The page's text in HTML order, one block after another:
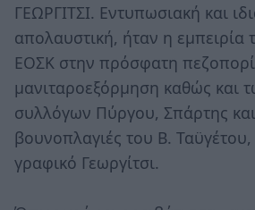
ΓΕΩΡΓΙΤΣΙ. Εντυπωσιακή και
απολαυστική, ήταν η εμπειρία
ΕΟΣΚ στην πρόσφατη
μανιταροεξόρμηση καθώς και
συλλόγων Πύργου, Σπάρτης και
βουνοπλαγιές του Β.
γραφικό Γεωργίτσι.